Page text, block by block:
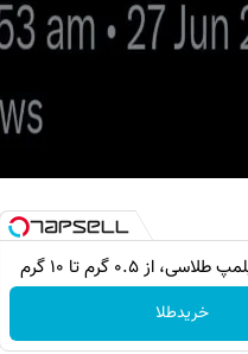
از ۰.۵ گرم تا ۱۰ گرم
خریدطلا